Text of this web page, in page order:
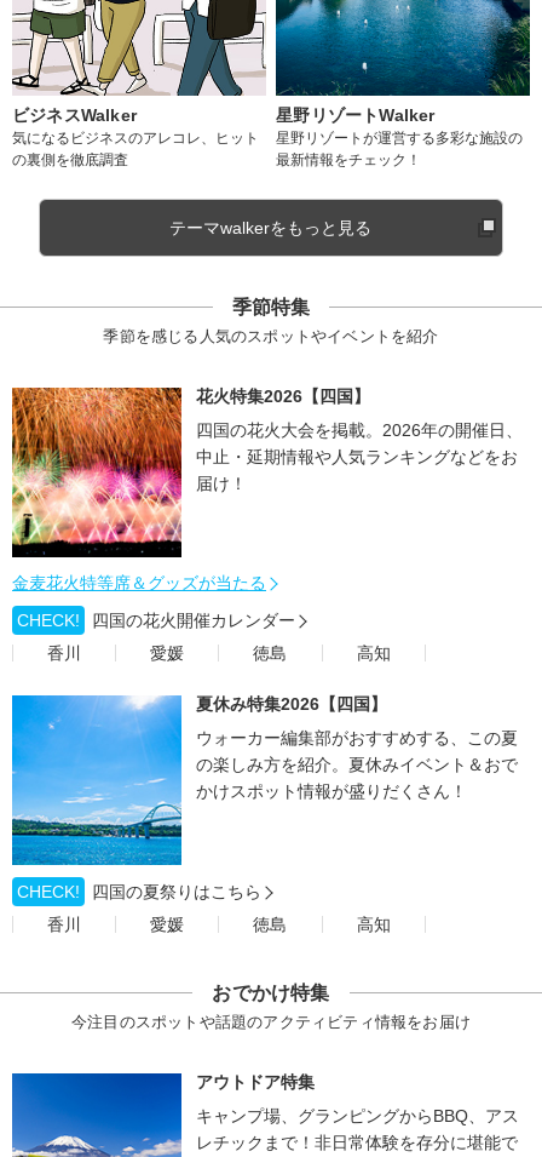
ビジネスWalker
気になるビジネスのアレコレ、ヒット
の裏側を徹底調査
星野リゾートWalker
星野リゾートが運営する多彩な施設の
最新情報をチェック！
テーマwalkerをもっと見る
季節特集
季節を感じる人気のスポットやイベントを紹介
花火特集2026【四国】
四国の花火大会を掲載。2026年の開催日、
中止・延期情報や人気ランキングなどをお
届け！
金麦花火特等席＆グッズが当たる
CHECK!
四国の花火開催カレンダー
香川
愛媛 徳島 高知
夏休み特集2026【四国】
ウォーカー編集部がおすすめする、この夏
の楽しみ方を紹介。夏休みイベント＆おで
かけスポット情報が盛りだくさん！
CHECK!
四国の夏祭りはこちら
香川
愛媛 徳島 高知
おでかけ特集
今注目のスポットや話題のアクティビティ情報をお届け
アウトドア特集
キャンプ場、グランピングからBBQ、アス
レチックまで！非日常体験を存分に堪能で